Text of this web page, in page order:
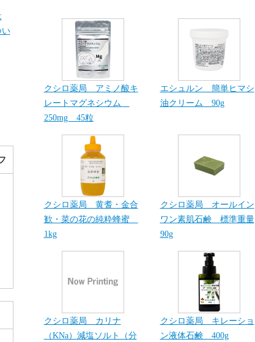
クシロ薬局 アミノ酸キ
レートマグネシウム
250mg 45粒
エシュルン 簡単ヒマシ
油クリーム 90g
クシロ薬局 黄耆・金合
歓・菜の花の純粋蜂蜜
1kg
クシロ薬局 オールイン
ワン素肌石鹸 標準重量
90g
クシロ薬局 カリナ
（KNa）減塩ソルト（分
クシロ薬局 キレーショ
ン液体石鹸 400g